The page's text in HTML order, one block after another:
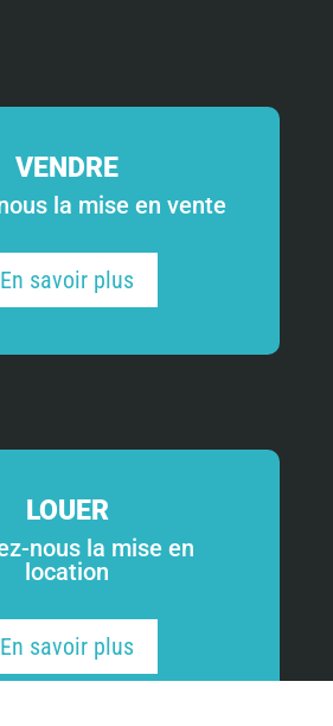
VENDRE
la mise en vente
En savoir plus
LOUER
nous la mise en
location
En savoir plus